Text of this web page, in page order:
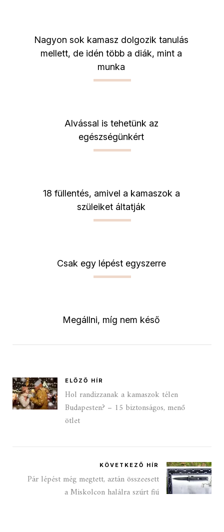
Nagyon sok kamasz dolgozik tanulás
mellett, de idén több a diák, mint a
munka
Alvással is tehetünk az
egészségünkért
18 füllentés, amivel a kamaszok a
szüleiket áltatják
Csak egy lépést egyszerre
Megállni, míg nem késő
ELŐZŐ HÍR
Hol randizzanak a kamaszok télen
Budapesten? – 15 biztonságos, menő
ötlet
KÖVETKEZŐ HÍR
Pár lépést még megtett, aztán összeesett
a Miskolcon halálra szúrt fiú